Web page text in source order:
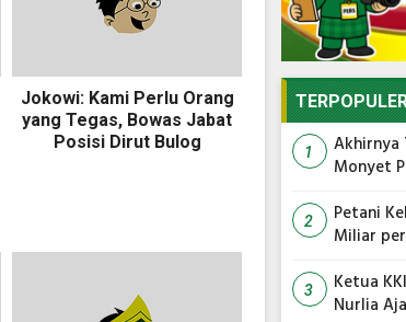
Jokowi: Kami Perlu Orang
yang Tegas, Bowas Jabat
Posisi Dirut Bulog
1
Akhirnya
Monyet
2
Petani
Miliar
Terus
3
Ketua
Nurlia